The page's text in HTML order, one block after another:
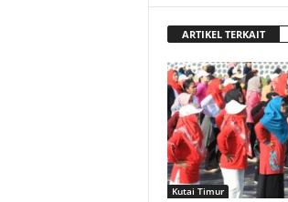
ARTIKEL TERKAIT
Kutai Timur